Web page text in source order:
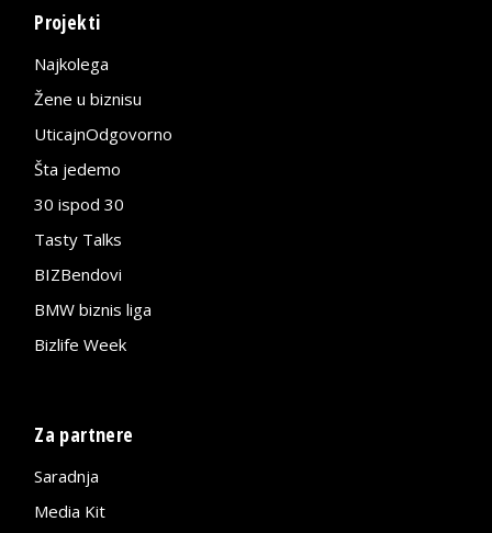
Projekti
Najkolega
Žene u biznisu
UticajnOdgovorno
Šta jedemo
30 ispod 30
Tasty Talks
BIZBendovi
BMW biznis liga
Bizlife Week
Za partnere
Saradnja
Media Kit